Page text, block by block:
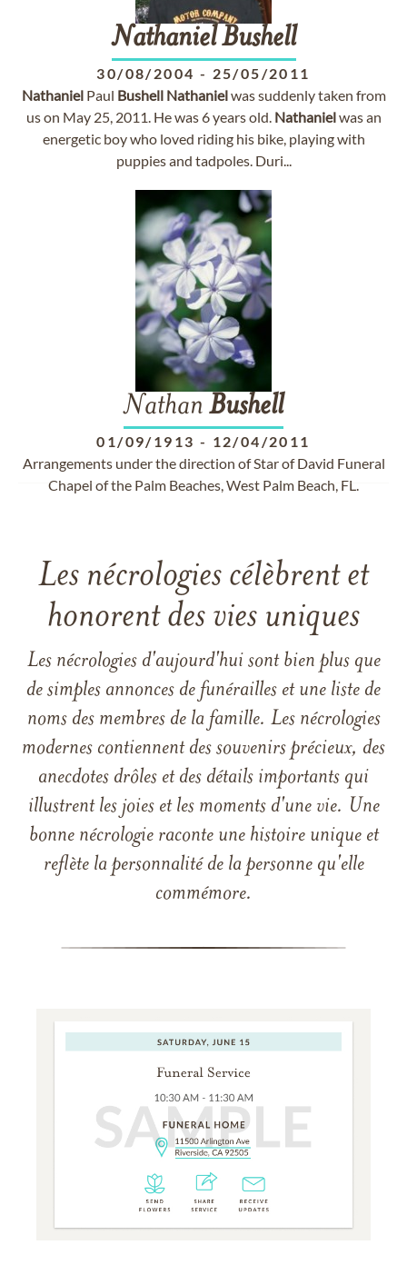
Nathaniel Bushell
30/08/2004 - 25/05/2011
NathanielPaul Bushell Nathanielwas suddenly taken from
us on May 25, 2011. He was 6 years old. Nathanielwas an
energetic boy who loved riding his bike, playing with
puppies and tadpoles. Duri...
Nathan Bushell
01/09/1913 - 12/04/2011
Arrangements under the direction of Star of David Funeral
Chapel of the Palm Beaches, West Palm Beach, FL.
Les nécrologies célèbrent et
honorent des vies uniques
Les nécrologies d'aujourd'hui sont bien plus que
de simples annonces de funérailles et une liste de
noms des membres de la famille. Les nécrologies
modernes contiennent des souvenirs précieux, des
anecdotes drôles et des détails importants qui
illustrent les joies et les moments d'une vie. Une
bonne nécrologie raconte une histoire unique et
reflète la personnalité de la personne qu'elle
commémore.